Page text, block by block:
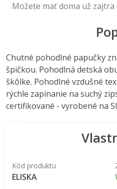
Možete mať doma už
Chutné pohodlné papučky
špičkou. Pohodlná detská
škôlke. Pohodlné vzdušné
rýchle zapínanie na suchý
certifikované - vyrobené na
Kód produktu
ELISKA